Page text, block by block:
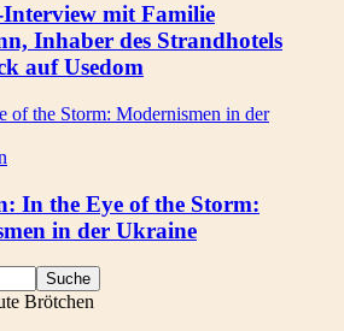
mit Familie
Inhaber des Strandhotels
auf Usedom
In the Eye of the Storm:
in der Ukraine
Brötchen